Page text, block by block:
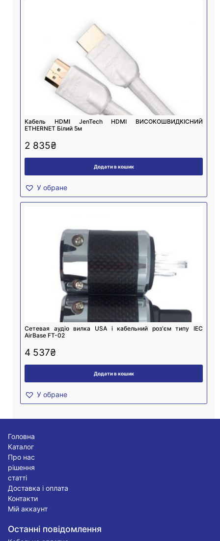
Кабель HDMI JenTech HDMI ВИСОКОШВИДКІСНИЙ
ETHERNET Білий 5м
2 835₴
Додати в кошик
У обране
Cетевая аудіо вилка USA і кабельний роз'єм типу IEC
AirBase FT-02
4 537₴
Додати в кошик
У обране
Головна
Каталог
Про нас
рішення
статті
Доставка і оплата
Контакти
Мій аккаунт
Останні повідомлення